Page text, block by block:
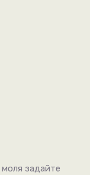
задайте